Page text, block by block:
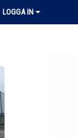
LOGGA IN